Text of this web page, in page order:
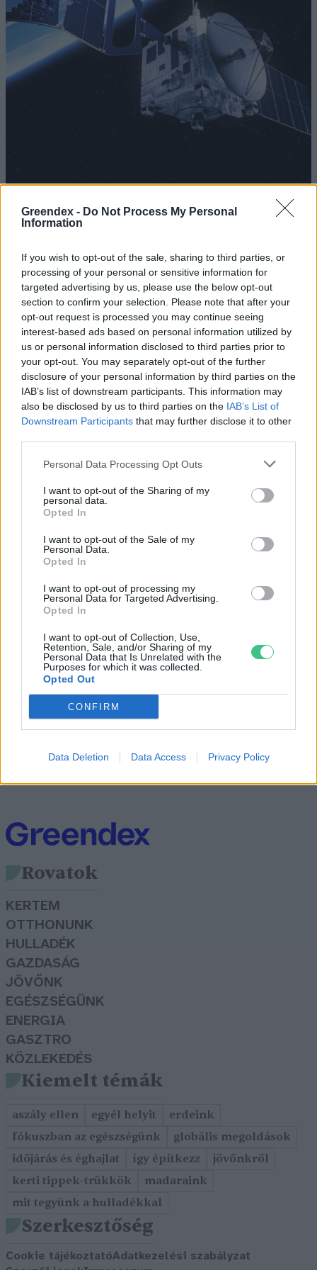
Greendex - Do Not Process My Personal
Information
If you wish to opt-out of the sale, sharing to third parties, or
processing of your personal or sensitive information for
targeted advertising by us, please use the below opt-out
section to confirm your selection. Please note that after your
opt-out request is processed you may continue seeing
interest-based ads based on personal information utilized by
us or personal information disclosed to third parties prior to
your opt-out. You may separately opt-out of the further
disclosure of your personal information by third parties on the
IAB’s list of downstream participants. This information may
also be disclosed by us to third parties on the IAB’s List of
Downstream Participants that may further disclose it to other
Personal Data Processing Opt Outs
I want to opt-out of the Sharing of my
personal data.
Opted In
I want to opt-out of the Sale of my
Personal Data.
Opted In
I want to opt-out of processing my
Personal Data for Targeted Advertising.
Opted In
I want to opt-out of Collection, Use,
Retention, Sale, and/or Sharing of my
Personal Data that Is Unrelated with the
Purposes for which it was collected.
Opted Out
CONFIRM
Data Deletion Data Access Privacy Policy
Elérhetővé vált a világ legnagyobb
Greendex Szemle
Távolodik a Hold a Földtől, idővel
hosszabbak lesznek a napok
Greendex Szemle
Mi fán terem a gravitációs
akkumulátor?
Greendex Szemle
megújuló energiaforrásokat
Svájcban
Egy új kutatócsoport a
felhőkarcolókat hatalmas
gravitációs akkumulátorokká
alakítaná
Szemle
gravitációs vonzását mutatja be
Rovatok
KERTEM
OTTHONUNK
HULLADÉK
GAZDASÁG
JÖVŐNK
EGÉSZSÉGÜNK
ENERGIA
GASZTRO
KÖZLEKEDÉS
Kiemelt témák
aszály ellen egyél helyit
erdeink
fókuszban az egészségünk
globális megoldások
időjárás és éghajlat
így építkezz
jövőnkről
kerti tippek-trükkök
madaraink
mit tegyünk a hulladékkal
Szerkesztőség
Cookie tájékoztatóAdatkezelési szabályzat